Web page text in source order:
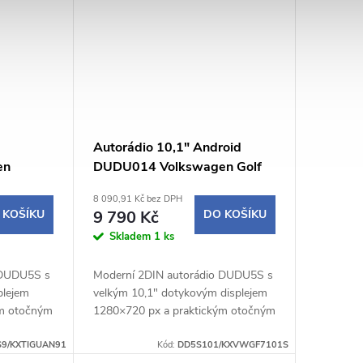
s
otočným
KXTIGUAN91
Autorádio 10,1" Android
DUDU014 Volkswagen Golf
8 090,91 Kč bez DPH
9 790 Kč
Skladem 1 ks
DO KOŠÍKU
Moderní 2DIN autorádio DUDU5S s
velkým 10,1" dotykovým displejem
1280×720 px a praktickým otočným
intuitivní ovládání během jízdy.
Kód: DD5S101/KXVWGF7101S